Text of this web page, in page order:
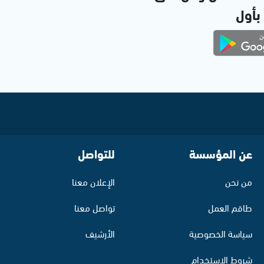
بأول
عن المؤسسة
من نحن
طاقم العمل
سياسة الخصوصية
شروط الاستخدام
للتواصل
الإعلان معنا
تواصل معنا
الأرشيف